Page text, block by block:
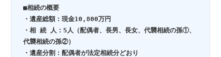
■相続の概要
・遺産総額：現金10,800万円
・相 続 人：5人（配偶者、長男、長女、代襲相続の孫①、
代襲相続の孫②）
・遺産分割：配偶者が法定相続分どおり